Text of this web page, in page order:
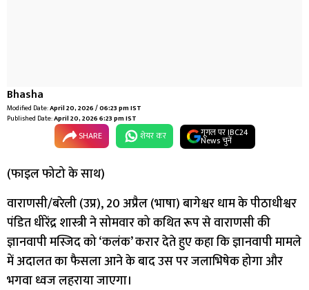
Bhasha
Modified Date:April 20, 2026 / 06:23 pm IST
Published Date:April 20, 2026 6:23 pm IST
SHARE शेयर कर गूगल पर IBC24
News चुनें
(फाइल फोटो के साथ)
वाराणसी/बरेली (उप्र), 20 अप्रैल (भाषा) बागेश्वर धाम के पीठाधीश्वर
पंडित धीरेंद्र शास्त्री ने सोमवार को कथित रूप से वाराणसी की
ज्ञानवापी मस्जिद को ‘कलंक’ करार देते हुए कहा कि ज्ञानवापी मामले
में अदालत का फैसला आने के बाद उस पर जलाभिषेक होगा और
भगवा ध्वज लहराया जाएगा।